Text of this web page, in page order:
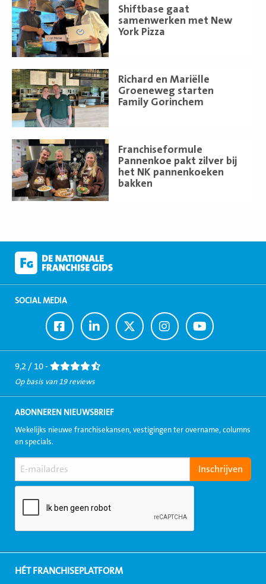
Shiftbase gaat
samenwerken met New
York Pizza
Lees
meer
Richard en Mariëlle
Groeneweg starten
Family Gorinchem
Lees
meer
Franchiseformule
Pannenkoe pakt zilver bij
het NK pannenkoeken
bakken
Lees
meer
SOCIAL MEDIA
Ga
naar
Facebook
Ga
naar
LinkedIn
Ga
naar
Twitter
Ga
naar
Instagram
Ga
naar
Youtube
9,2 / 10 -
Op basis van 19 reviews
ABONNEREN NIEUWSBRIEF
Wekelijks nieuwe franchisekansen, vestigingen ter overname, columns
en specials.
HÉT FRANCHISEPLATFORM